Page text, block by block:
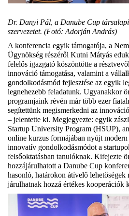
Dr. Danyi Pál, a Danube Cup
szervezetet. (Fotó: Adorján András)
A konferencia egyik támogatója, a
Ügynökség részéről Kutni Mátyás
felelős igazgató köszöntötte a
innováció támogatása, valamint a
gondolkodásmód fejlesztése az egyik
legnehezebb feladatunk. Ugyanakkor
programjaink révén már több ezer
segítettünk megismerkedni az
– jelentette ki. Megjegyezte: egyik
Startup University Program (HSUP),
online kurzus formájában nyújt
innovatív gondolkodásmódot a
felsőoktatásban tanulóknak. Kifejezte
hozzájárulhatott a Danube Cup
hasonló, határokon átívelő
járulhatnak hozzá értékes kooperációk